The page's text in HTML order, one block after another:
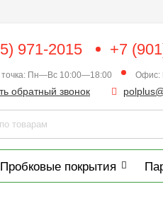
971-2015 +7
точка: Пн—Вс 10:00—18:00 Офис:
обратный звонок
Пробковые покрытия